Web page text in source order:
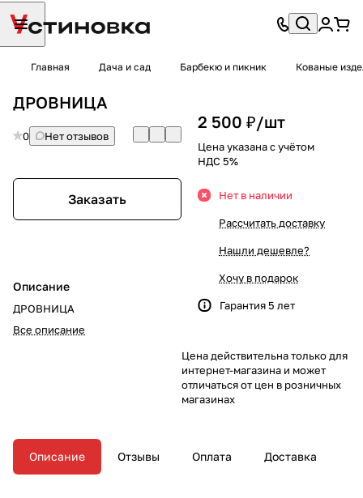
Главная Дача и сад Барбекю и пикник Кованые
ДРОВНИЦА
0 Нет отзывов
Заказать
Описание
ДРОВНИЦА
Все описание
2 500 ₽/шт
Цена указана с учётом
НДС 5%
Нет в наличии
Рассчитать доставку
Нашли дешевле?
Хочу в подарок
Гарантия 5 лет
Цена действительна только для
интернет-магазина и может
отличаться от цен в розничных
магазинах
Описание Отзывы Оплата Доставка